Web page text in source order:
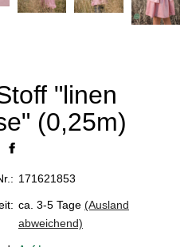
"linen
(0,25m)
171621853
ca. 3-5 Tage (Ausland
abweichend)